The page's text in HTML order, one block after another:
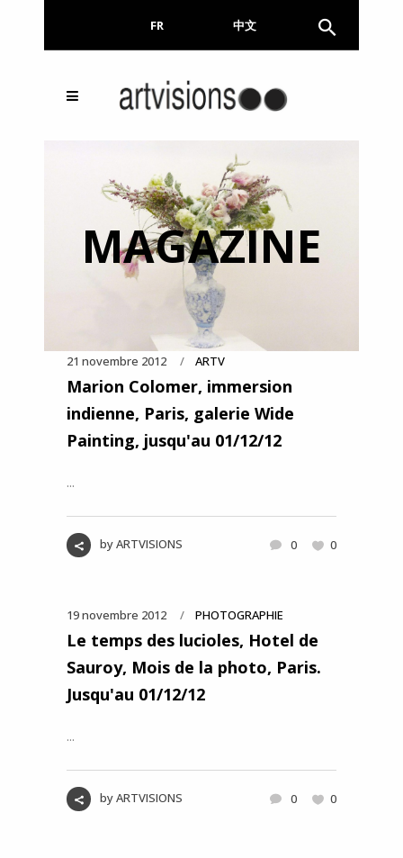
FR 中文
MAGAZINE
21 novembre 2012 ARTV
Marion Colomer, immersion
indienne, Paris, galerie Wide
Painting, jusqu'au 01/12/12
...
byARTVISIONS 0 0
19 novembre 2012 PHOTOGRAPHIE
Le temps des lucioles, Hotel de
Sauroy, Mois de la photo, Paris.
Jusqu'au 01/12/12
...
byARTVISIONS 0 0
Inscrivez-vous à notre
En continuant, vous acceptez de nous communiquer
votre adresse email pour l’envoi de la Newsletter. En
aucun cas elle ne sera transmise à un tiers.